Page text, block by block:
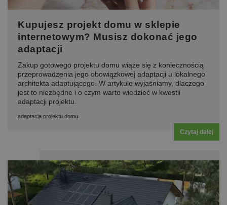
Kupujesz projekt domu w sklepie
internetowym? Musisz dokonać jego
adaptacji
Zakup gotowego projektu domu wiąże się z koniecznością
przeprowadzenia jego obowiązkowej adaptacji u lokalnego
architekta adaptującego. W artykule wyjaśniamy, dlaczego
jest to niezbędne i o czym warto wiedzieć w kwestii
adaptacji projektu.
adaptacja projektu domu
Czytaj dalej